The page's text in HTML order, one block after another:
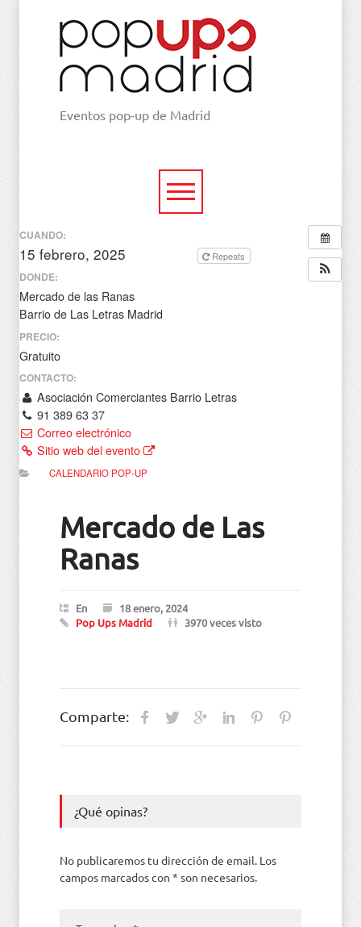
Eventos pop-up de Madrid
CUANDO:
15 febrero, 2025 Repeats
DONDE:
Mercado de las Ranas
Barrio de Las Letras Madrid
PRECIO:
Gratuito
CONTACTO:
Asociación Comerciantes Barrio Letras
91 389 63 37
Correo electrónico
Sitio web del evento
CALENDARIO POP-UP
Mercado de Las
Ranas
En
18 enero, 2024
Pop Ups Madrid
3970 veces visto
Comparte:
¿Qué opinas?
No publicaremos tu dirección de email. Los
campos marcados con * son necesarios.